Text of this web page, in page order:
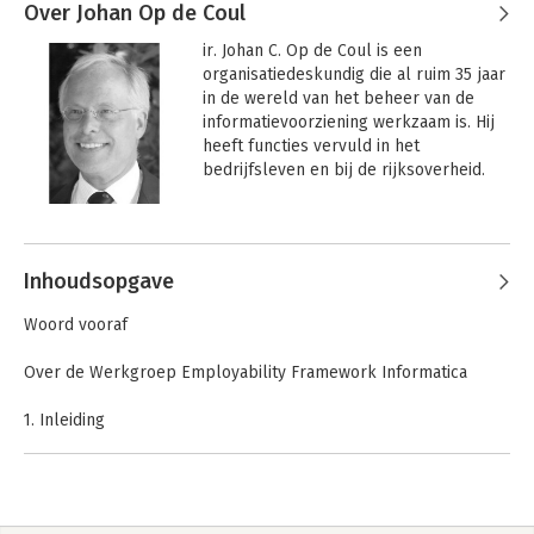
Over Johan Op de Coul
ir. Johan C. Op de Coul is een
organisatiedeskundig die al ruim 35 jaar
in de wereld van het beheer van de
informatievoorziening werkzaam is. Hij
heeft functies vervuld in het
bedrijfsleven en bij de rijksoverheid.
van business/IT alignment,
opgedaan in rollen als: projectleider,
applicatiemanager, servicemanager, ICT
standaarden voor onder andere het
Inhoudsopgave
Woord vooraf
Over de Werkgroep Employability Framework Informatica
1. Inleiding